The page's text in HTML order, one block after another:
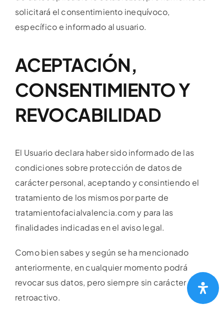
solicitará el consentimiento inequívoco,
específico e informado al usuario.
ACEPTACIÓN,
CONSENTIMIENTO Y
REVOCABILIDAD
El Usuario declara haber sido informado de las
condiciones sobre protección de datos de
carácter personal, aceptando y consintiendo el
tratamiento de los mismos por parte de
tratamientofacialvalencia.com y para las
finalidades indicadas en el aviso legal.
Como bien sabes y según se ha mencionado
anteriormente, en cualquier momento podrá
revocar sus datos, pero siempre sin carácter
retroactivo.